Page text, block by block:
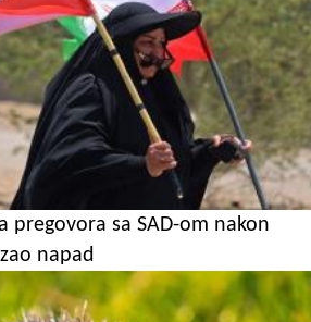
pregovora sa SAD-om nakon
napad